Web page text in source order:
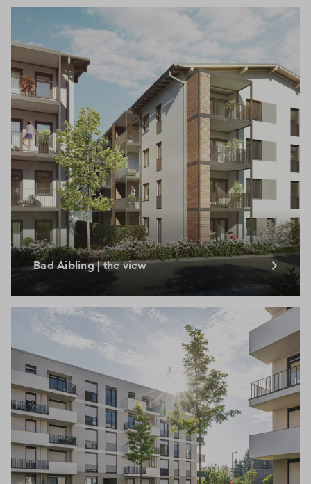
Bad Aibling | the view